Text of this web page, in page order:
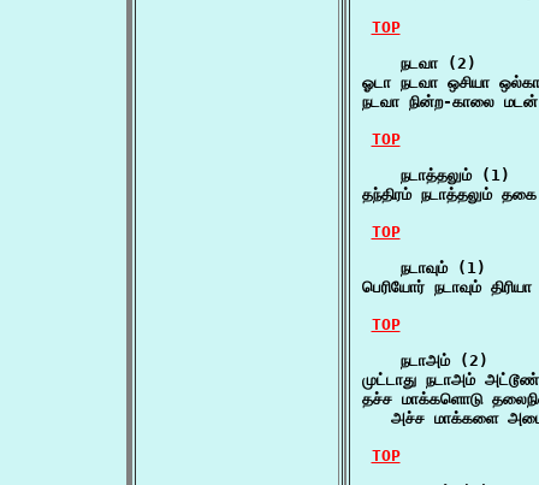
TOP
    நடவா (2)
ஓடா நடவா ஒசியா
நடவா நின்ற-காலை
TOP
    நடாத்தலும் (1)
தந்திரம் நடாத்தலும்
TOP
    நடாவும் (1)
பெரியோர் நடாவும்
TOP
    நடாஅம் (2)
முட்டாது நடாஅம்
தச்ச மாக்களொடு
அச்ச மாக்களை
TOP